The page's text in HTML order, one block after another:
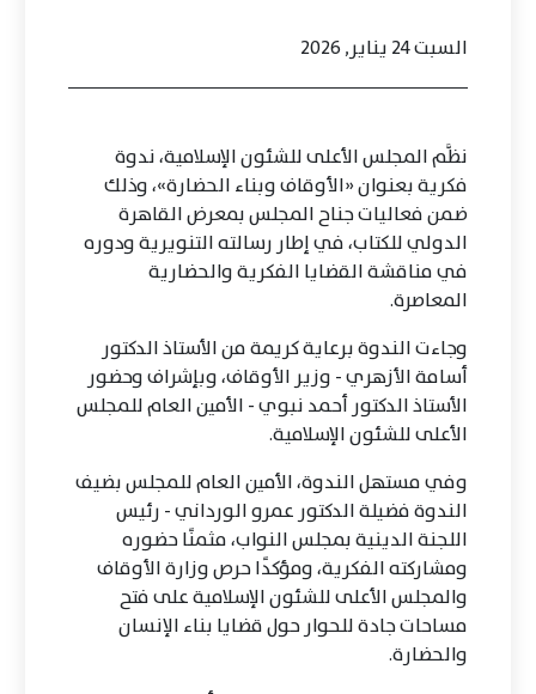
السبت 24 يناير, 2026
نظَّم المجلس الأعلى للشئون الإسلامية، ندوة
فكرية بعنوان «الأوقاف وبناء الحضارة»، وذلك
ضمن فعاليات جناح المجلس بمعرض القاهرة
الدولي للكتاب، في إطار رسالته التنويرية ودوره
في مناقشة القضايا الفكرية والحضارية
المعاصرة.
وجاءت الندوة برعاية كريمة من الأستاذ الدكتور
أسامة الأزهري - وزير الأوقاف، وبإشراف وحضور
الأستاذ الدكتور أحمد نبوي - الأمين العام للمجلس
الأعلى للشئون الإسلامية.
وفي مستهل الندوة، الأمين العام للمجلس بضيف
الندوة فضيلة الدكتور عمرو الورداني - رئيس
اللجنة الدينية بمجلس النواب، مثمنًا حضوره
ومشاركته الفكرية، ومؤكدًا حرص وزارة الأوقاف
والمجلس الأعلى للشئون الإسلامية على فتح
مساحات جادة للحوار حول قضايا بناء الإنسان
والحضارة.